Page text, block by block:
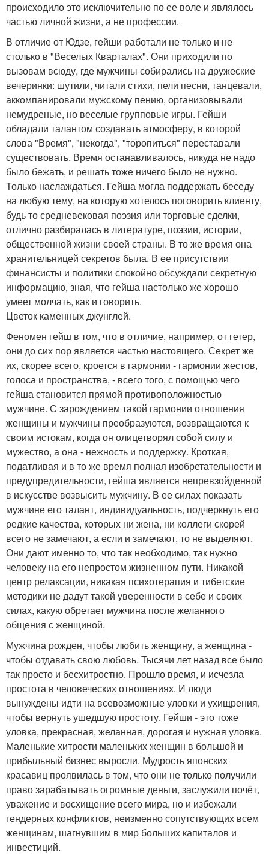
происходило это исключительно по ее воле и являлось
частью личной жизни, а не профессии.
В отличие от Юдзе, гейши работали не только и не
столько в "Веселых Кварталах". Они приходили по
вызовам всюду, где мужчины собирались на дружеские
вечеринки: шутили, читали стихи, пели песни, танцевали,
аккомпанировали мужскому пению, организовывали
немудреные, но веселые групповые игры. Гейши
обладали талантом создавать атмосферу, в которой
слова "Время", "некогда", "торопиться" переставали
существовать. Время останавливалось, никуда не надо
было бежать, и решать тоже ничего было не нужно.
Только наслаждаться. Гейша могла поддержать беседу
на любую тему, на которую хотелось поговорить клиенту,
будь то средневековая поэзия или торговые сделки,
отлично разбиралась в литературе, поэзии, истории,
общественной жизни своей страны. В то же время она
хранительницей секретов была. В ее присутствии
финансисты и политики спокойно обсуждали секретную
информацию, зная, что гейша настолько же хорошо
умеет молчать, как и говорить.
Цветок каменных джунглей.
Феномен гейш в том, что в отличие, например, от гетер,
они до сих пор является частью настоящего. Секрет же
их, скорее всего, кроется в гармонии - гармонии жестов,
голоса и пространства, - всего того, с помощью чего
гейша становится прямой противоположностью
мужчине. С зарождением такой гармонии отношения
женщины и мужчины преобразуются, возвращаются к
своим истокам, когда он олицетворял собой силу и
мужество, а она - нежность и поддержку. Кроткая,
податливая и в то же время полная изобретательности и
предупредительности, гейша является непревзойденной
в искусстве возвысить мужчину. В ее силах показать
мужчине его талант, индивидуальность, подчеркнуть его
редкие качества, которых ни жена, ни коллеги скорей
всего не замечают, а если и замечают, то не выделяют.
Они дают именно то, что так необходимо, так нужно
человеку на его непростом жизненном пути. Никакой
центр релаксации, никакая психотерапия и тибетские
методики не дадут такой уверенности в себе и своих
силах, какую обретает мужчина после желанного
общения с женщиной.
Мужчина рожден, чтобы любить женщину, а женщина -
чтобы отдавать свою любовь. Тысячи лет назад все было
так просто и бесхитростно. Прошло время, и исчезла
простота в человеческих отношениях. И люди
вынуждены идти на всевозможные уловки и ухищрения,
чтобы вернуть ушедшую простоту. Гейши - это тоже
уловка, прекрасная, желанная, дорогая и нужная уловка.
Маленькие хитрости маленьких женщин в большой и
прибыльный бизнес выросли. Мудрость японских
красавиц проявилась в том, что они не только получили
право зарабатывать огромные деньги, заслужили почёт,
уважение и восхищение всего мира, но и избежали
гендерных конфликтов, неизменно сопутствующих всем
женщинам, шагнувшим в мир больших капиталов и
инвестиций.